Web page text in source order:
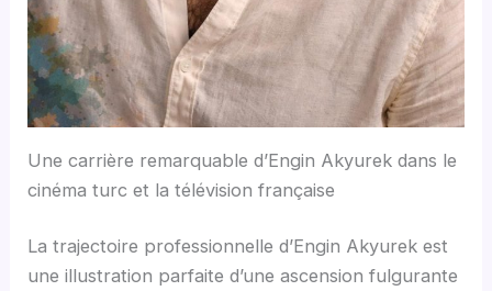
Une carrière remarquable d’Engin Akyurek dans le
cinéma turc et la télévision française
La trajectoire professionnelle d’Engin Akyurek est
une illustration parfaite d’une ascension fulgurante